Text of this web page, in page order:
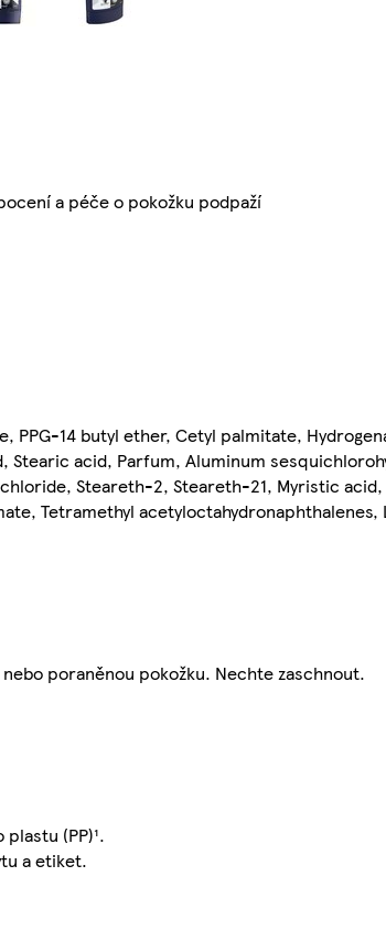
a péče o pokožku podpaží
PPG-14 butyl ether, Cetyl palmitate,
Stearic acid, Parfum, Aluminum
Steareth-2, Steareth-21, Myristic
Tetramethyl
poraněnou pokožku. Nechte zaschnout.
(PP)¹.
a etiket.